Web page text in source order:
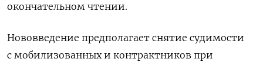
окончательном чтении.
Нововведение предполагает снятие судимости
с мобилизованных и контрактников при